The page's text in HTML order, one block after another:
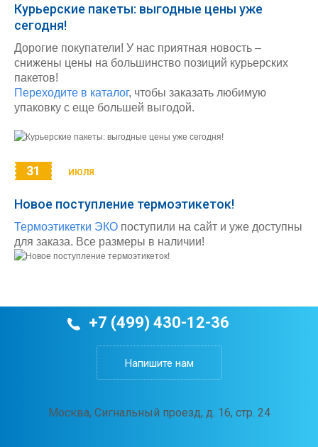
Курьерские пакеты: выгодные цены уже
сегодня!
Дорогие покупатели! У нас приятная новость –
снижены цены на большинство позиций курьерских
пакетов!
Переходите в каталог, чтобы заказать любимую
упаковку с еще большей выгодой.
31 ИЮЛЯ
Новое поступление термоэтикеток!
Термоэтикетки ЭКО поступили на сайт и уже доступны
для заказа. Все размеры в наличии!
+7 (499) 430-12-36
Напишите нам
Москва, Сигнальный проезд, д. 16, стр. 24